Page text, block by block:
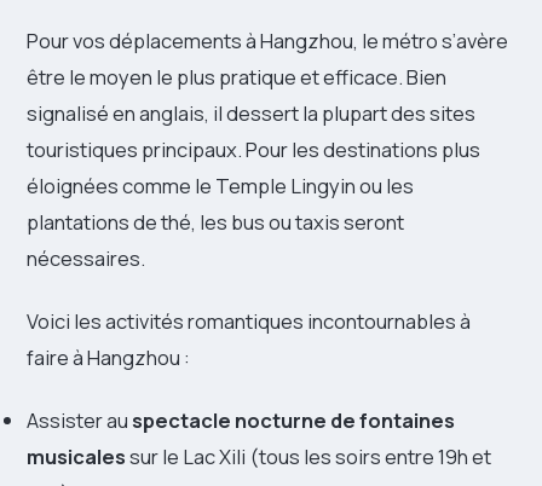
Pour vos déplacements à Hangzhou, le métro s’avère
être le moyen le plus pratique et efficace. Bien
signalisé en anglais, il dessert la plupart des sites
touristiques principaux. Pour les destinations plus
éloignées comme le Temple Lingyin ou les
plantations de thé, les bus ou taxis seront
nécessaires.
Voici les activités romantiques incontournables à
faire à Hangzhou :
Assister auspectacle nocturne de fontaines
musicalessur le Lac Xili (tous les soirs entre 19h et